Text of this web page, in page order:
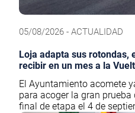
05/08/2026 - ACTUALIDAD
Loja adapta sus rotondas,
recibir en un mes a la
El Ayuntamiento acomete
para acoger la gran
final de etapa el 4 de